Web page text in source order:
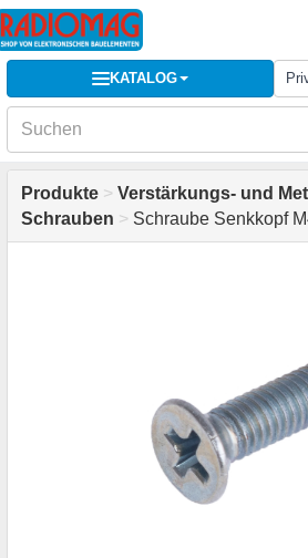
KATALOG
Produkte > Verstärkungs- und
Schrauben > Schraube Senkkopf